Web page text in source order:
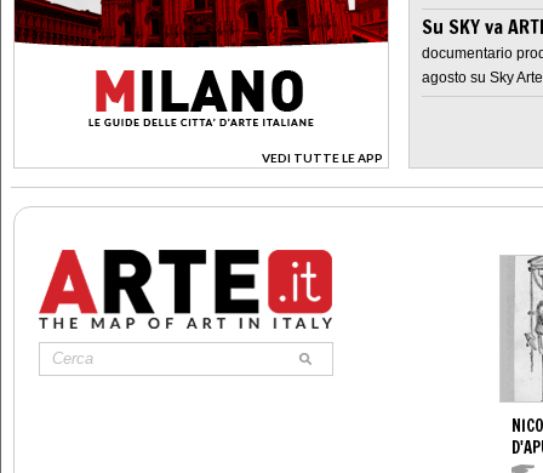
VEDI TUTTE LE APP
>
Su SKY va
documentario
agosto su Sky Arte